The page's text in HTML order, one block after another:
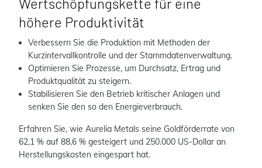
Wertschöpfungskette für eine
höhere Produktivität
Verbessern Sie die Produktion mit Methoden der
Kurzintervallkontrolle und der Stammdatenverwaltung.
Optimieren Sie Prozesse, um Durchsatz, Ertrag und
Produktqualität zu steigern.
Stabilisieren Sie den Betrieb kritischer Anlagen und
senken Sie den so den Energieverbrauch.
Erfahren Sie, wie Aurelia Metals seine Goldförderrate von
62,1 % auf 88,6 % gesteigert und 250.000 US-Dollar an
Herstellungskosten eingespart hat.